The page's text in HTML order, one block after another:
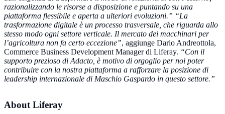
razionalizzando le risorse a disposizione e puntando su una
piattaforma flessibile e aperta a ulteriori evoluzioni.” “La
trasformazione digitale è un processo trasversale, che riguarda allo
stesso modo ogni settore verticale. Il mercato dei macchinari per
l’agricoltura non fa certo eccezione”, aggiunge Dario Andreottola,
Commerce Business Development Manager di Liferay. “Con il
supporto prezioso di Adacto, è motivo di orgoglio per noi poter
contribuire con la nostra piattaforma a rafforzare la posizione di
leadership internazionale di Maschio Gaspardo in questo settore.”
About Liferay